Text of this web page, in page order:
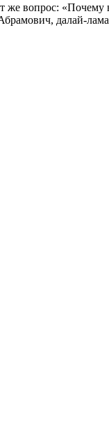
вопрос: «Почему
далай-